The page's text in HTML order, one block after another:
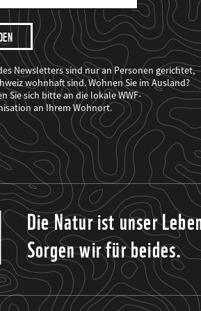
Newsletters sind nur an Personen gerichtet,
wohnhaft sind. Wohnen Sie im Ausland?
Sie sich bitte an die lokale WWF-
an Ihrem Wohnort.
Die Natur ist unser
Sorgen wir für beides.